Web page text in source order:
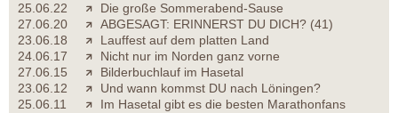
25.06.22
Die große Sommerabend-Sause
27.06.20
ABGESAGT: ERINNERST DU DICH? (41)
23.06.18
Lauffest auf dem platten Land
24.06.17
Nicht nur im Norden ganz vorne
27.06.15
Bilderbuchlauf im Hasetal
23.06.12
Und wann kommst DU nach Löningen?
25.06.11
Im Hasetal gibt es die besten Marathonfans